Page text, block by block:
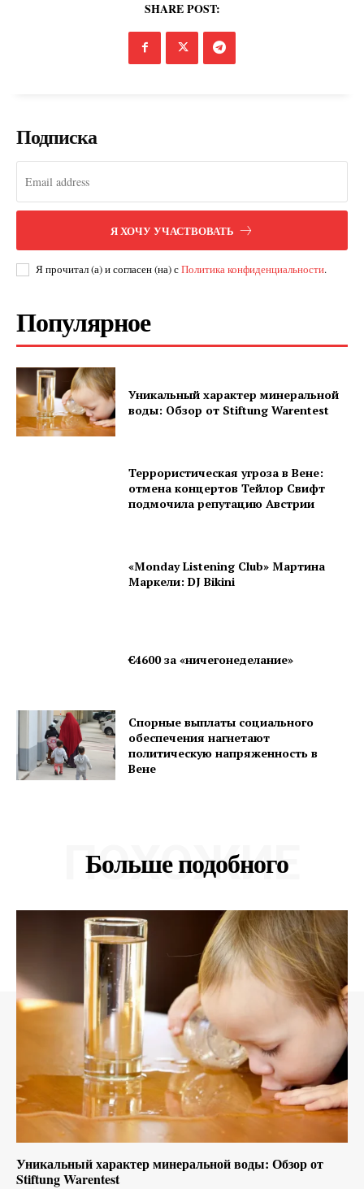
Company
Планы подписки
Impressum
Privacy Policy
SHARE POST:
Подписка
Я ХОЧУ УЧАСТВОВАТЬ
Я прочитал (а) и согласен (на) сПолитика конфиденциальности.
Популярное
Уникальный характер минеральной
воды: Обзор от Stiftung Warentest
Террористическая угроза в Вене:
отмена концертов Тейлор Свифт
подмочила репутацию Австрии
«Monday Listening Club» Мартина
Маркели: DJ Bikini
€4600 за «ничегонеделание»
Спорные выплаты социального
обеспечения нагнетают
политическую напряженность в
Вене
Больше подобного
ПОХОЖИЕ
Уникальный характер минеральной воды: Обзор от
Stiftung Warentest